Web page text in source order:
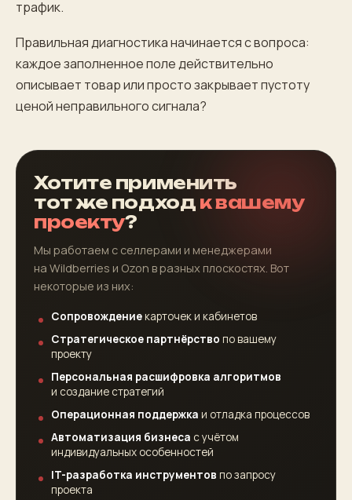
трафик.
Правильная диагностика начинается с вопроса:
каждое заполненное поле действительно
описывает товар или просто закрывает пустоту
ценой неправильного сигнала?
Хотите применить
тот же подход к вашему
проекту?
Мы работаем с селлерами и менеджерами
на Wildberries и Ozon в разных плоскостях. Вот
некоторые из них:
Сопровождение карточек и кабинетов
Стратегическое партнёрство по вашему
проекту
Персональная расшифровка алгоритмов
и создание стратегий
Операционная поддержка и отладка процессов
Автоматизация бизнеса с учётом
индивидуальных особенностей
IT-разработка инструментов по запросу
проекта